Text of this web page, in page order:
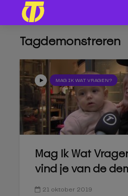
Tagdemonstreren
MAG IK WAT VRAGEN?
Mag Ik Wat
vind je van de
21 oktober 2019